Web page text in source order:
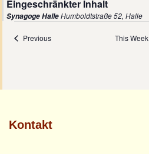
Eingeschränkter Inhalt
Synagoge HalleHumboldtstraße 52, Halle
Previous This Week
Kontakt